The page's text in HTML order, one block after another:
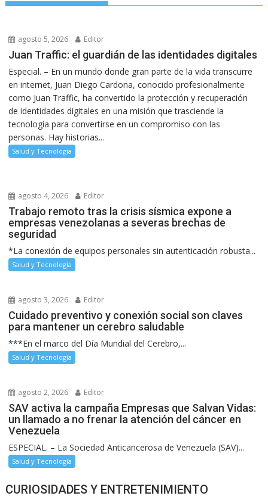
agosto 5, 2026 Editor
Juan Traffic: el guardián de las identidades digitales
Especial. – En un mundo donde gran parte de la vida transcurre
en internet, Juan Diego Cardona, conocido profesionalmente
como Juan Traffic, ha convertido la protección y recuperación
de identidades digitales en una misión que trasciende la
tecnología para convertirse en un compromiso con las
personas. Hay historias...
Salud y Tecnología
agosto 4, 2026 Editor
Trabajo remoto tras la crisis sísmica expone a
empresas venezolanas a severas brechas de
seguridad
*La conexión de equipos personales sin autenticación robusta...
Salud y Tecnología
agosto 3, 2026 Editor
Cuidado preventivo y conexión social son claves
para mantener un cerebro saludable
***En el marco del Día Mundial del Cerebro,...
Salud y Tecnología
agosto 2, 2026 Editor
SAV activa la campaña Empresas que Salvan Vidas:
un llamado a no frenar la atención del cáncer en
Venezuela
ESPECIAL. – La Sociedad Anticancerosa de Venezuela (SAV)...
Salud y Tecnología
CURIOSIDADES Y ENTRETENIMIENTO